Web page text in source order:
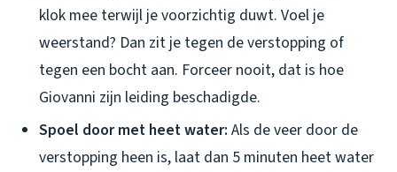
klok mee terwijl je voorzichtig duwt. Voel je
weerstand? Dan zit je tegen de verstopping of
tegen een bocht aan. Forceer nooit, dat is hoe
Giovanni zijn leiding beschadigde.
Spoel door met heet water: Als de veer door de
verstopping heen is, laat dan 5 minuten heet water